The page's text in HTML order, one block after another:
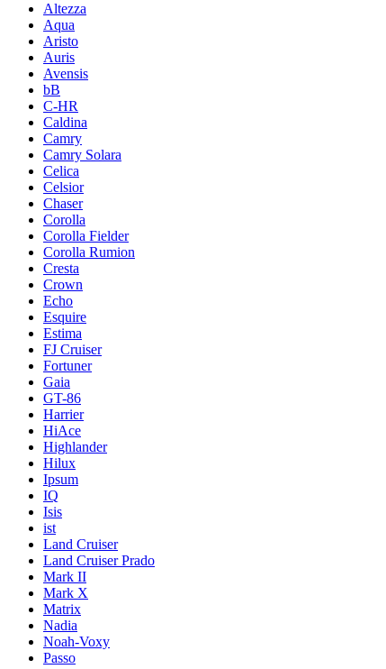
Altezza
Aqua
Aristo
Auris
Avensis
bB
C-HR
Caldina
Camry
Camry Solara
Celica
Celsior
Chaser
Corolla
Corolla Fielder
Corolla Rumion
Cresta
Crown
Echo
Esquire
Estima
FJ Cruiser
Fortuner
Gaia
GT-86
Harrier
HiAce
Highlander
Hilux
Ipsum
IQ
Isis
ist
Land Cruiser
Land Cruiser Prado
Mark II
Mark X
Matrix
Nadia
Noah-Voxy
Passo